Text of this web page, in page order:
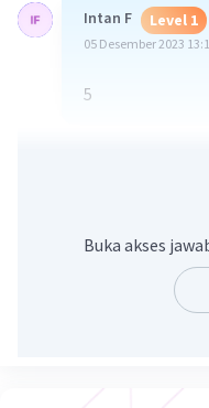
Intan F Level 1
05 Desember 2023
5
Buka akses